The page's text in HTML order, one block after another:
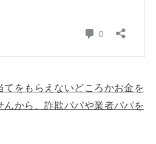
てをもらえないどころかお金を
から、詐欺パパや業者パパを